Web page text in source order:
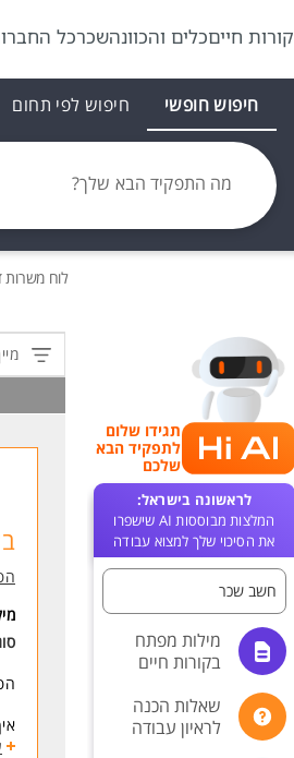
קורות חייםכלים והכוונהשכרכל
חיפוש חופשי חיפוש לפי תחום
מה התפקיד הבא שלך?
לוח משרות
תגידו שלום
לתפקיד הבא
שלכם
לראשונה בישראל:
המלצות מבוססות AI שישפרו
את הסיכוי שלך למצוא עבודה
חשב שכר
מילות מפתח
בקורות חיים
שאלות הכנה
לראיון עבודה
-